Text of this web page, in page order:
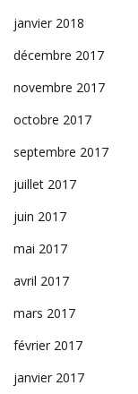
janvier 2018
décembre 2017
novembre 2017
octobre 2017
septembre 2017
juillet 2017
juin 2017
mai 2017
avril 2017
mars 2017
février 2017
janvier 2017